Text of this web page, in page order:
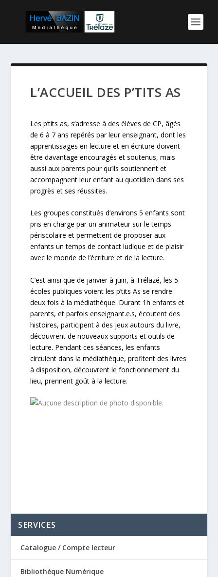
L’ACCUEIL DES P’TITS AS
Les p’tits as, s’adresse à des élèves de CP, âgés
de 6 à 7 ans repérés par leur enseignant, dont les
apprentissages en lecture et en écriture doivent
être davantage encouragés et soutenus, mais
aussi aux parents pour qu’ils soutiennent et
accompagnent leur enfant au quotidien dans ses
progrès et ses réussites.
Les groupes constitués d’environs 5 enfants sont
pris en charge par un animateur sur le temps
périscolaire et permettent de proposer aux
enfants un temps de contact ludique et de plaisir
avec le monde de l’écriture et de la lecture.
C’est ainsi que de janvier à juin, à Trélazé, les 5
écoles publiques voient les p’tits As se rendre
deux fois à la médiathèque. Durant 1h enfants et
parents, et parfois enseignant.e.s, écoutent des
histoires, participent à des jeux autours du livre,
découvrent de nouveaux supports et outils de
lecture. Pendant ces séances, les enfants
circulent dans la médiathèque, profitent des livres
à disposition, découvrent le fonctionnement du
lieu, prennent goût à la lecture.
SERVICES
Catalogue / Compte lecteur
Bibliothèque Numérique